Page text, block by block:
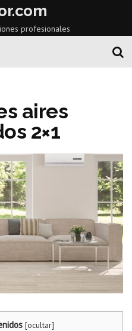
profesionales
aires
2×1
[ocultar]